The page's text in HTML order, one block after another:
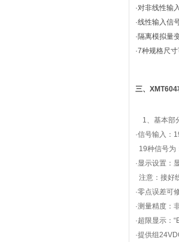
·对非线性输
·线性输入信
·隔离模拟量
·7种规格尺
三、XMT604
1、基本部
·信号输入：
19种信号为
·显示设置：
注意：接好
·零点误差可
·测量精度：
·超限显示：
·提供组